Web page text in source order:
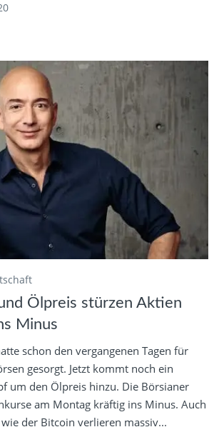
Ölpreis stürzen Aktien
Minus
schon den vergangenen Tagen für
gesorgt. Jetzt kommt noch ein
um den Ölpreis hinzu. Die Börsianer
am Montag kräftig ins Minus. Auch
der Bitcoin verlieren massiv...